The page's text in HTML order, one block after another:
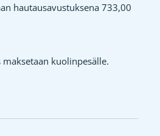
hautausavustuksena 733,00
maksetaan kuolinpesälle.